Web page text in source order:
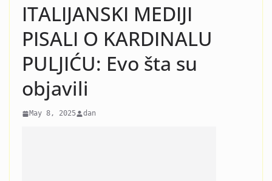
ITALIJANSKI MEDIJI
PISALI O KARDINALU
PULJIĆU: Evo šta su
objavili
May 8, 2025 dan